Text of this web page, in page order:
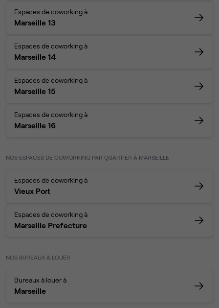
Espaces de coworking à
Marseille 13
Espaces de coworking à
Marseille 14
Espaces de coworking à
Marseille 15
Espaces de coworking à
Marseille 16
NOS ESPACES DE COWORKING PAR QUARTIER À MARSEILLE
Espaces de coworking à
Vieux Port
Espaces de coworking à
Marseille Prefecture
NOS BUREAUX À LOUER
Bureaux à louer à
Marseille